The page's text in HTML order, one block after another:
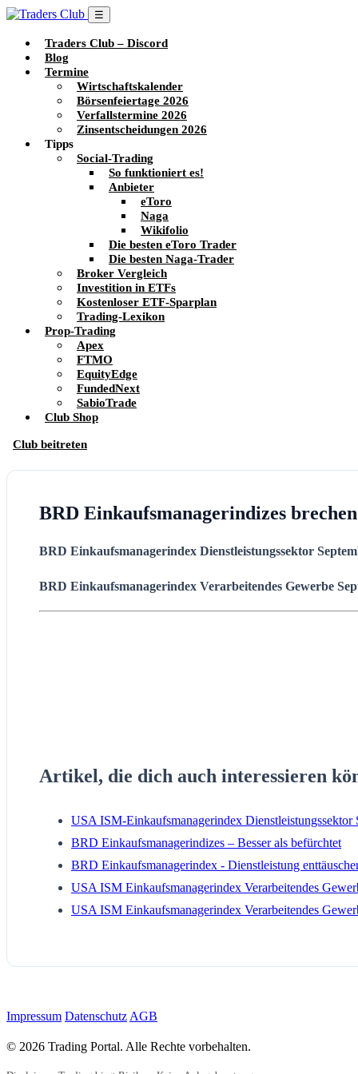
☰
Traders Club – Discord
Blog
Termine
Wirtschaftskalender
Börsenfeiertage 2026
Verfallstermine 2026
Zinsentscheidungen 2026
Tipps
Social-Trading
So funktioniert es!
Anbieter
eToro
Naga
Wikifolio
Die besten eToro Trader
Die besten Naga-Trader
Broker Vergleich
Investition in ETFs
Kostenloser ETF-Sparplan
Trading-Lexikon
Prop-Trading
Apex
FTMO
EquityEdge
FundedNext
SabioTrade
Club Shop
Club beitreten
BRD Einkaufsmanagerindizes
BRD Einkaufsmanagerindex Dienstleistungssektor
BRD Einkaufsmanagerindex Verarbeitendes Gewerbe
Artikel, die dich auch interessieren
USA ISM-Einkaufsmanagerindex Dienstleistungssektor
BRD Einkaufsmanagerindizes – Besser als befürchtet
BRD Einkaufsmanagerindex - Dienstleistung
USA ISM Einkaufsmanagerindex Verarbeitendes
USA ISM Einkaufsmanagerindex Verarbeitendes
Impressum Datenschutz AGB
© 2026 Trading Portal. Alle Rechte vorbehalten.